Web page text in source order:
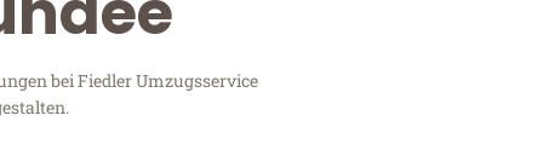
bei Fiedler Umzugsservice